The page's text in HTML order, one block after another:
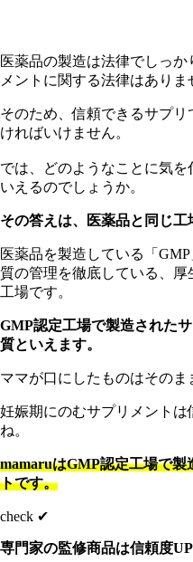
医薬品の製造は法律でしっ
メントに関する法律はありま
そのため、信頼できるサプ
ければいけません。
では、どのようなことに気
いえるのでしょうか。
その答えは、医薬品と同じ工
医薬品を製造している「
質の管理を徹底している、
工場です。
GMP認定工場で製造された
質といえます。
ママが口にしたものはそのま
妊娠期にのむサプリメント
ね。
mamaruはGMP認定工場で
トです。
check ✔︎
専門家の監修商品は信頼度UP